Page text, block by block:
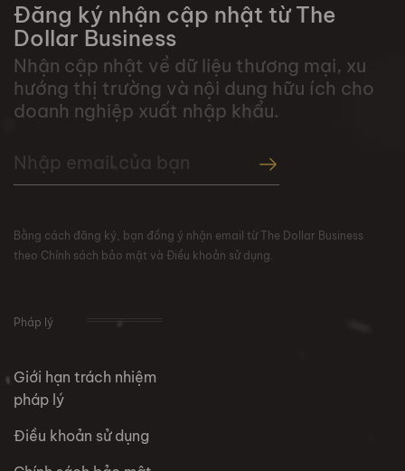
Đăng ký nhận cập nhật từ The
Dollar Business
Nhận cập nhật về dữ liệu thương mại, xu
hướng thị trường và nội dung hữu ích cho
doanh nghiệp xuất nhập khẩu.
Bằng cách đăng ký, bạn đồng ý nhận email từ The Dollar Business
theo Chính sách bảo mật và Điều khoản sử dụng.
Pháp lý
Giới hạn trách nhiệm
pháp lý
Điều khoản sử dụng